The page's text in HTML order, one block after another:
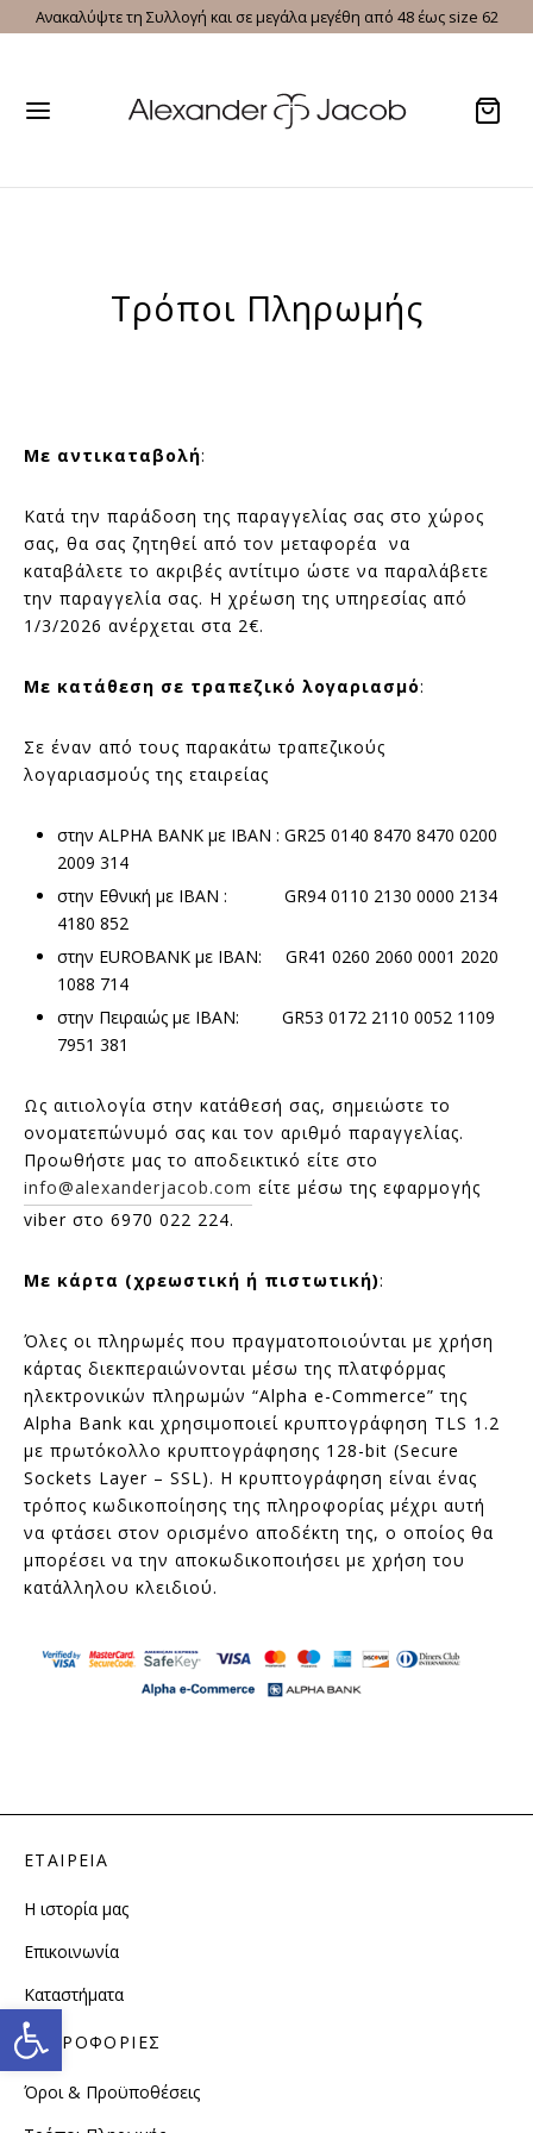
Ανακαλύψτε τη Συλλογή και σε μεγάλα μεγέθη από 48 έως size 62
Τρόποι Πληρωμής
Με αντικαταβολή:
Κατά την παράδοση της παραγγελίας σας στο χώρος
σας, θα σας ζητηθεί από τον μεταφορέα να
καταβάλετε το ακριβές αντίτιμο ώστε να παραλάβετε
την παραγγελία σας. Η χρέωση της υπηρεσίας από
1/3/2026 ανέρχεται στα 2€.
Με κατάθεση σε τραπεζικό λογαριασμό:
Σε έναν από τους παρακάτω τραπεζικούς
λογαριασμούς της εταιρείας
στην ALPHA BANK με IBAN : GR25 0140 8470 8470 0200
2009 314
στην Εθνική με IBAN : GR94 0110 2130 0000 2134
4180 852
στην EUROBANK με IBAN: GR41 0260 2060 0001 2020
1088 714
στην Πειραιώς με IBAN: GR53 0172 2110 0052 1109
7951 381
Ως αιτιολογία στην κατάθεσή σας, σημειώστε το
ονοματεπώνυμό σας και τον αριθμό παραγγελίας.
Προωθήστε μας το αποδεικτικό είτε στο
info@alexanderjacob.com είτε μέσω της εφαρμογής
viber στο 6970 022 224.
Με κάρτα (χρεωστική ή πιστωτική):
Όλες οι πληρωμές που πραγματοποιούνται με χρήση
κάρτας διεκπεραιώνονται μέσω της πλατφόρμας
ηλεκτρονικών πληρωμών “Alpha e-Commerce” της
Alpha Bank και χρησιμοποιεί κρυπτογράφηση TLS 1.2
με πρωτόκολλο κρυπτογράφησης 128-bit (Secure
Sockets Layer – SSL). Η κρυπτογράφηση είναι ένας
τρόπος κωδικοποίησης της πληροφορίας μέχρι αυτή
να φτάσει στον ορισμένο αποδέκτη της, ο οποίος θα
μπορέσει να την αποκωδικοποιήσει με χρήση του
κατάλληλου κλειδιού.
ΕΤΑΙΡΕΙΑ
Η ιστορία μας
Επικοινωνία
Καταστήματα
ΠΛΗΡΟΦΟΡΙΕΣ
Όροι & Προϋποθέσεις
Ανοίξτε τη γραμμή